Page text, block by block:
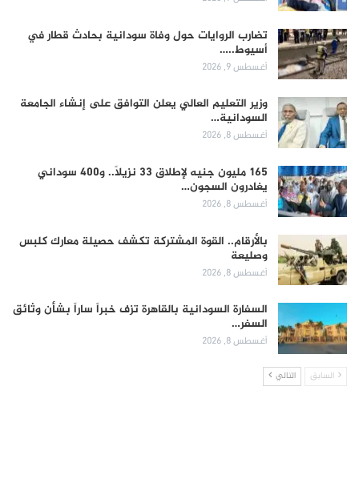
تضارب الروايات حول وفاة سودانية بحادث قطار في
أسيوط..…
أغسطس 9, 2026
وزير التعليم العالي يعلن التوافق على إنشاء الجامعة
السودانية…
أغسطس 8, 2026
165 مليون جنيه لإطلاق 33 نزيلاً.. و400 سوداني
يغادرون السجون…
أغسطس 8, 2026
بالأرقام.. القوة المشتركة تكشف حصيلة معارك كلبس
وصليعة
أغسطس 8, 2026
السفارة السودانية بالقاهرة تزف خبراً ساراً بشأن وثائق
السفر…
أغسطس 8, 2026
السابق التالي